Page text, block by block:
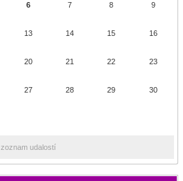
6 7 8 9
13 14 15 16
20 21 22 23
27 28 29 30
zoznam udalostí